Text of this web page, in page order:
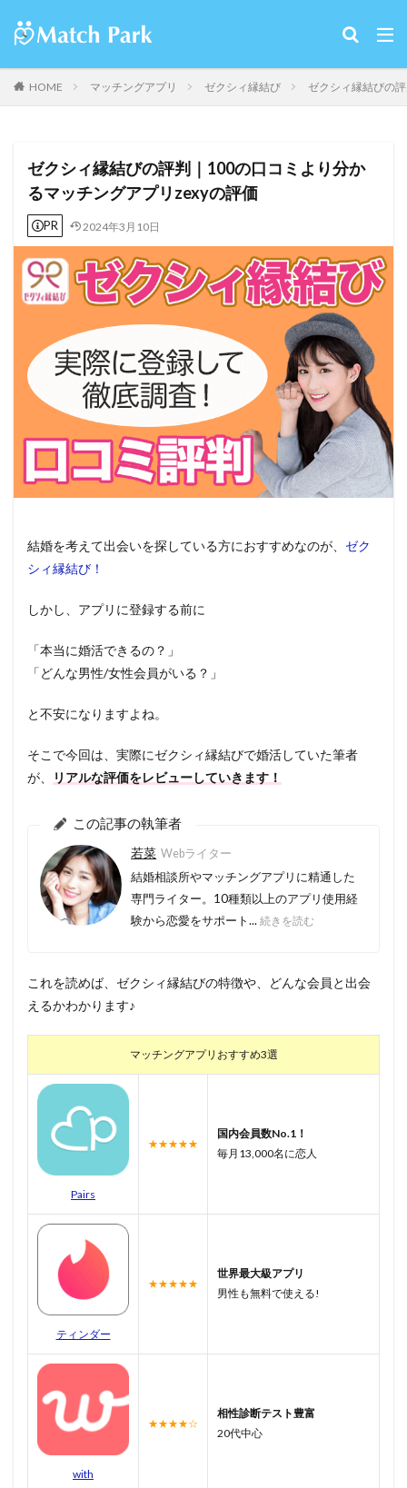
HOME マッチングアプリ ゼクシィ縁結び ゼクシィ縁結びの
ゼクシィ縁結びの評判｜100の口コミより分か
るマッチングアプリzexyの評価
PR 2024年3月10日
結婚を考えて出会いを探している方におすすめなのが、 ゼク
シィ縁結び！
しかし、アプリに登録する前に
「本当に婚活できるの？」
「どんな男性/女性会員がいる？」
と不安になりますよね。
そこで今回は、実際にゼクシィ縁結びで婚活していた筆者
が、
リアルな評価をレビューしていきます！
この記事の執筆者
若菜 Webライター
結婚相談所やマッチングアプリに精通した
専門ライター。10種類以上のアプリ使用経
験から恋愛をサポート... 続きを読む
これを読めば、ゼクシィ縁結びの特徴や、どんな会員と出会
えるかわかります♪
マッチングアプリおすすめ3選
Pairs
★★★★★
国内会員数No.1！
毎月13,000名に恋人
ティンダー
★★★★★
世界最大級アプリ
男性も無料で使える!
with
★★★★☆
相性診断テスト豊富
20代中心